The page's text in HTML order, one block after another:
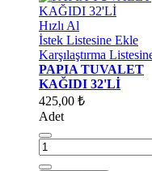
Hızlı Al
İstek Listesine Ekle
Karşılaştırma
PAPIA TUVALET
KAĞIDI 32'Lİ
425,00 ₺
Adet